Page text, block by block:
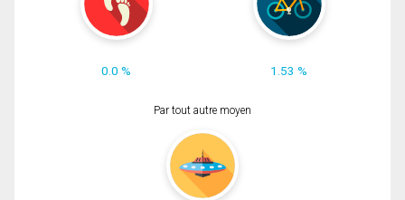
0.0 % 1.53 %
Par tout autre moyen